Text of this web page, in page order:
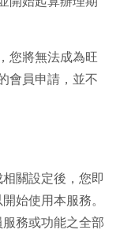
您將無法成為旺
會員申請，並不
關設定後，您即
始使用本服務。
務或功能之全部